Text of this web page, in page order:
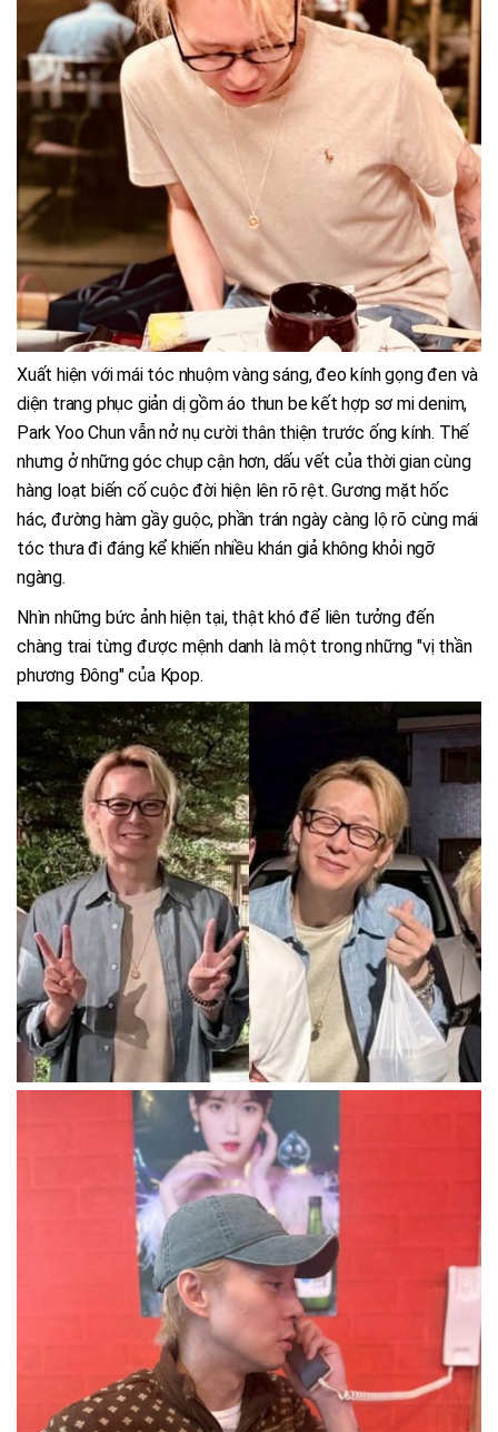
Xuất hiện với mái tóc nhuộm vàng sáng, đeo kính gọng đen và
diện trang phục giản dị gồm áo thun be kết hợp sơ mi denim,
Park Yoo Chun vẫn nở nụ cười thân thiện trước ống kính. Thế
nhưng ở những góc chụp cận hơn, dấu vết của thời gian cùng
hàng loạt biến cố cuộc đời hiện lên rõ rệt. Gương mặt hốc
hác, đường hàm gầy guộc, phần trán ngày càng lộ rõ cùng mái
tóc thưa đi đáng kể khiến nhiều khán giả không khỏi ngỡ
ngàng.
Nhìn những bức ảnh hiện tại, thật khó để liên tưởng đến
chàng trai từng được mệnh danh là một trong những "vị thần
phương Đông" của Kpop.